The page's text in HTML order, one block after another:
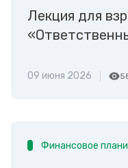
Лекция для
09 июня 2026
Финансовое